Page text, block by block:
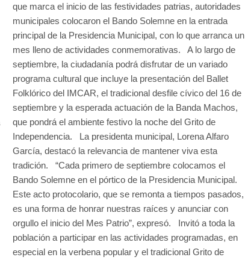
que marca el inicio de las festividades patrias, autoridades
municipales colocaron el Bando Solemne en la entrada
principal de la Presidencia Municipal, con lo que arranca un
mes lleno de actividades conmemorativas. A lo largo de
septiembre, la ciudadanía podrá disfrutar de un variado
programa cultural que incluye la presentación del Ballet
Folklórico del IMCAR, el tradicional desfile cívico del 16 de
septiembre y la esperada actuación de la Banda Machos,
que pondrá el ambiente festivo la noche del Grito de
Independencia. La presidenta municipal, Lorena Alfaro
García, destacó la relevancia de mantener viva esta
tradición. “Cada primero de septiembre colocamos el
Bando Solemne en el pórtico de la Presidencia Municipal.
Este acto protocolario, que se remonta a tiempos pasados,
es una forma de honrar nuestras raíces y anunciar con
orgullo el inicio del Mes Patrio”, expresó. Invitó a toda la
población a participar en las actividades programadas, en
especial en la verbena popular y el tradicional Grito de